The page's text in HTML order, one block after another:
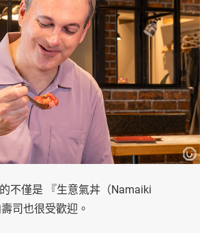
不僅是 『生意氣丼（Namaiki
司也很受歡迎。